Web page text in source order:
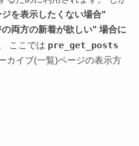
を表示したくない場合"
両方の新着が欲しい" 場合に
ここでは pre_get_posts
カイブ(一覧)ページの表示方